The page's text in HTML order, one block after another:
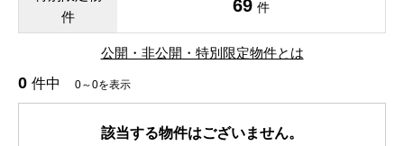
件
69 件
公開・非公開・特別限定物件とは
0 件中 0～0を表示
該当する物件はございません。